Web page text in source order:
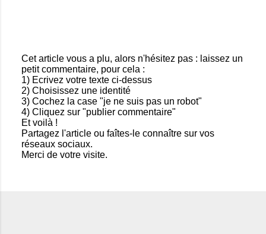
E
n
r
e
g
i
s
t
r
Cet article vous a plu, alors n'hésitez pas : laissez un
petit commentaire, pour cela :
1) Ecrivez votre texte ci-dessus
2) Choisissez une identité
3) Cochez la case "je ne suis pas un robot"
4) Cliquez sur "publier commentaire"
Et voilà !
Partagez l'article ou faîtes-le connaître sur vos
réseaux sociaux.
Merci de votre visite.